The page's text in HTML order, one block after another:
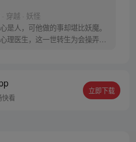
穿越 · 妖怪
是人，可他做的事却堪比妖魔。
理医生，这一世转生为会操弄术
了他也要问一句：食人心魔何处
食人，也食人心。
快看
立即下载